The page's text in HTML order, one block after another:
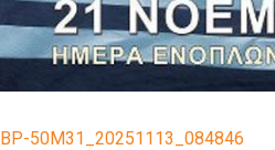
BP-50M31_20251113_084846